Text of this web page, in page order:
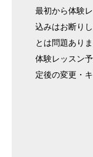
最初から体験
込みはお断り
とは問題ありま
体験レッスン
定後の変更・